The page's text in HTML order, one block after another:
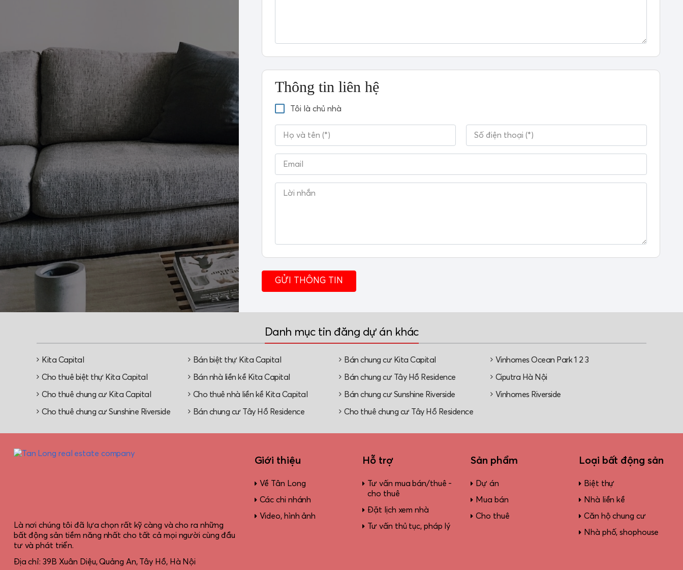
Thông tin liên hệ
Tôi là chủ nhà
Danh mục tin đăng dự án khác
Kita Capital Bán biệt thự Kita Capital Bán chung cư Kita Capital Vinhomes Ocean Park 1 2 3
Cho thuê biệt thự Kita Capital Bán nhà liền kề Kita Capital Bán chung cư Tây Hồ Residence Ciputra Hà Nội
Cho thuê chung cư Kita Capital Cho thuê nhà liền kề Kita Capital Bán chung cư Sunshine Riverside Vinhomes Riverside
Cho thuê chung cư Sunshine Riverside Bán chung cư Tây Hồ Residence Cho thuê chung cư Tây Hồ Residence
Là nơi chúng tôi đã lựa chọn rất kỹ càng và cho ra những
bất động sản tiềm năng nhất cho tất cả mọi người cùng đầu
tư và phát triển.
Địa chỉ: 39B Xuân Diệu, Quảng An, Tây Hồ, Hà Nội
Giới thiệu
Về Tân Long
Các chi nhánh
Video, hình ảnh
Hỗ trợ
Tư vấn mua bán/thuê -
cho thuê
Đặt lịch xem nhà
Tư vấn thủ tục, pháp lý
Sản phẩm
Dự án
Mua bán
Cho thuê
Loại bất động sản
Biệt thự
Nhà liền kề
Căn hộ chung cư
Nhà phố, shophouse